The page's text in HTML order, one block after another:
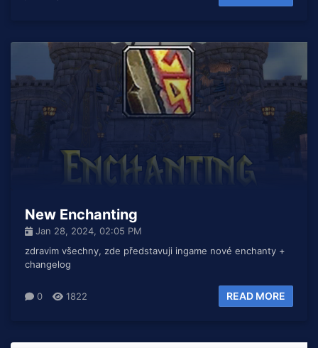
New Enchanting
Jan 28, 2024, 02:05 PM
zdravim všechny, zde představuji ingame nové enchanty +
changelog
0 1822 READ MORE